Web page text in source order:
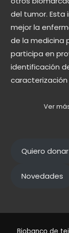
Ver
Quiero donar
Novedades
Biobanco de